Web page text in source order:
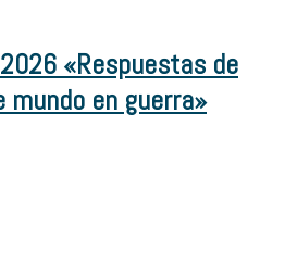
«Respuestas de
mundo en guerra»